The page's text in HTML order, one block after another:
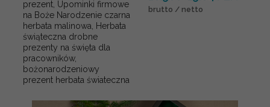
prezent, Upominki firmowe
na Boże Narodzenie czarna
herbata malinowa, Herbata
świąteczna drobne
prezenty na święta dla
pracowników,
bożonarodzeniowy
prezent herbata świateczna
brutto / netto